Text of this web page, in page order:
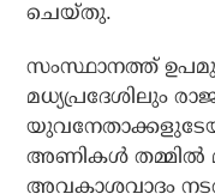
ചെയ്തു.
സംസ്ഥാനത്ത്
മധ്യപ്രദേശിലും
അണികള്‍ തമ്മില്‍
അവകാശവാദം